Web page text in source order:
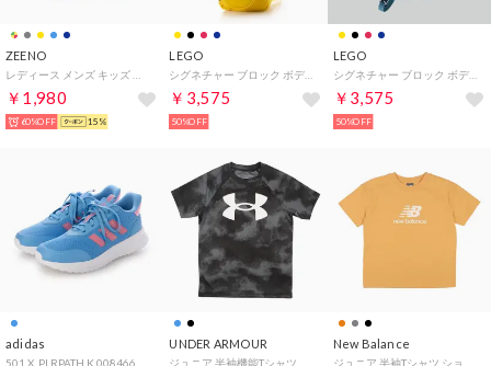
ZEENO
￥1,980
60%OFF 15%
LEGO
￥3,575
50%OFF
LEGO
シグネチャー ブロック ボディバッグ バックパック SIGNATURE Brick 1x2 Sling Bag 20207-0140 （Nevy） （ネイビー）
￥3,575
50%OFF
adidas UNDER ARMOUR New Balance